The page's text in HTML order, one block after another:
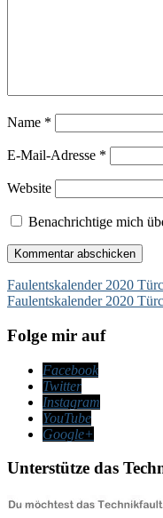
Name *
E-Mail-Adresse *
Website
Benachrichtige mich
Faulentskalender 2020
Faulentskalender 2020
Folge mir auf
Facebook
Twitter
Instagram
YouTube
Google+
Unterstütze das